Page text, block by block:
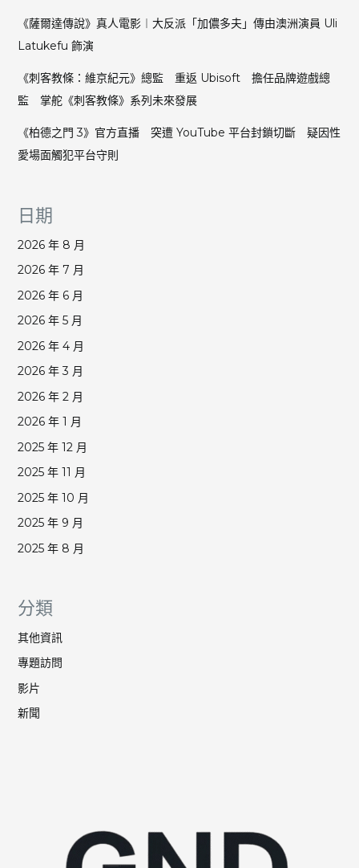
《薩爾達傳說》真人電影︱大反派「加儂多夫」傳由澳洲演員 Uli
Latukefu 飾演
《刺客教條：維京紀元》總監 重返 Ubisoft 擔任品牌遊戲總
監 掌舵《刺客教條》系列未來發展
《柏德之門 3》官方直播 突遭 YouTube 平台封鎖切斷 疑因性
愛場面觸犯平台守則
日期
2026 年 8 月
2026 年 7 月
2026 年 6 月
2026 年 5 月
2026 年 4 月
2026 年 3 月
2026 年 2 月
2026 年 1 月
2025 年 12 月
2025 年 11 月
2025 年 10 月
2025 年 9 月
2025 年 8 月
分類
其他資訊
專題訪問
影片
新聞